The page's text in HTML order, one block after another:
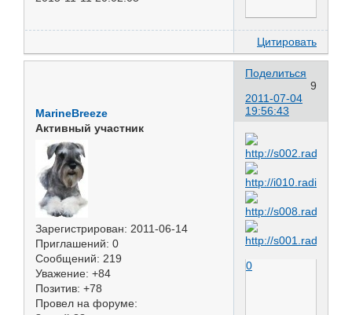
Цитировать
Поделиться
9
2011-07-04
19:56:43
MarineBreeze
Активный участник
Зарегистрирован: 2011-06-14
Приглашений: 0
Сообщений: 219
Уважение: +84
Позитив: +78
Провел на форуме:
0